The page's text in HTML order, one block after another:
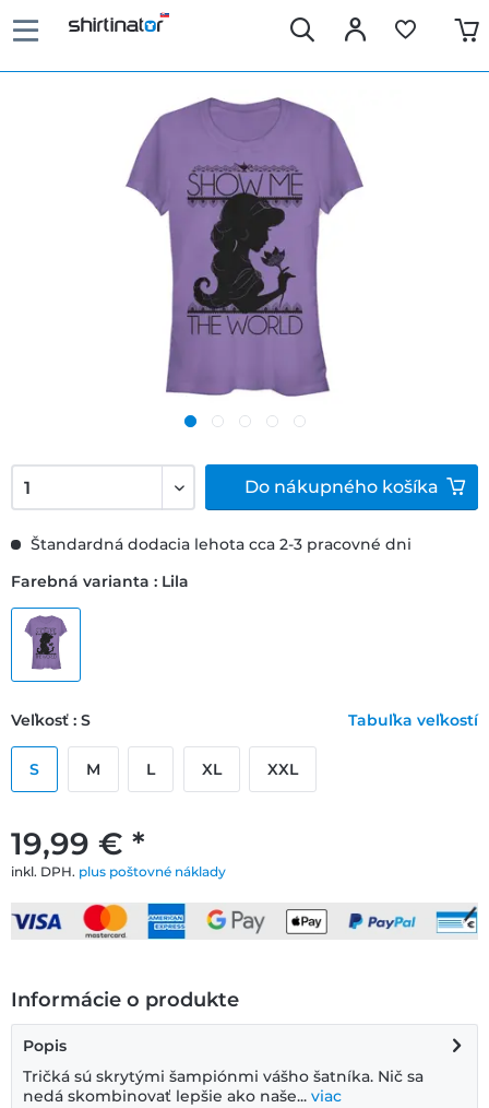
19,99 € *
inkl. DPH. plus poštovné náklady
Štandardná dodacia lehota cca 2-3 pracovné dni
Farebná varianta : Lila
Veľkosť : S Tabuľka veľkostí
S M L XL XXL
Do nákupného košíka
Informácie o produkte
Popis
Tričká sú skrytými šampiónmi vášho šatníka. Nič sa
nedá skombinovať lepšie ako naše... viac